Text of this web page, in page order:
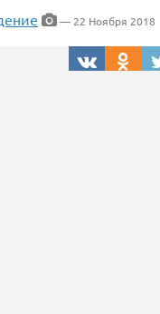
— 22 Ноября 2018